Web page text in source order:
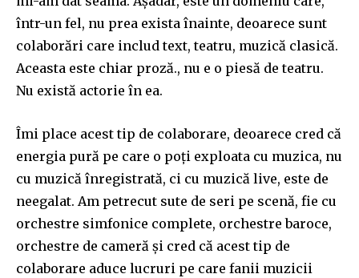
într-un fel, nu prea exista înainte, deoarece sunt
colaborări care includ text, teatru, muzică clasică.
Aceasta este chiar proză., nu e o piesă de teatru.
Nu există actorie în ea.
Îmi place acest tip de colaborare, deoarece cred că
energia pură pe care o poți exploata cu muzica, nu
cu muzică înregistrată, ci cu muzică live, este de
neegalat. Am petrecut sute de seri pe scenă, fie cu
orchestre simfonice complete, orchestre baroce,
orchestre de cameră și cred că acest tip de
colaborare aduce lucruri pe care fanii muzicii